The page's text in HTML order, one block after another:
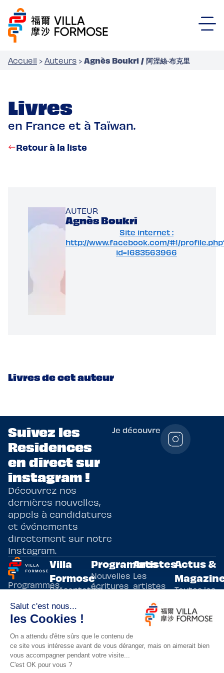
Accueil › Auteurs › Agnès Boukri / 阿涅絲‧布克里
Livres
en France et à Taïwan.
Retour à la liste
AUTEUR
Agnès Boukri
Site internet :
http://www.facebook.com/#!/
id=1683563966
Livres de cet auteur
Suivez les
Residences
en direct sur
instagram !
Découvrez nos
dernières nouvelles,
appels à candidatures
et événements
directement sur notre
Instagram.
Je découvre
Programmes
résidences
artistiques
entre la
France et
Taïwan.
Taipei,
Villa
Formose
Présentation
Adoptez
un artiste
!
Lieux de
résidence
Programmes
Nouvelles
écritures
Arts
vivants
innovants
Artistes
Les
artistes
Evènements
Actus &
Toutes les